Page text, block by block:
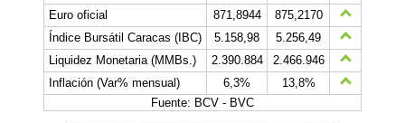
Euro oficial
871,8944
875,2170
Índice Bursátil Caracas (IBC)
5.158,98
5.256,49
Liquidez Monetaria (MMBs.)
2.390.884
2.466.946
Inflación (Var% mensual)
6,3%
13,8%
Fuente: BCV - BVC